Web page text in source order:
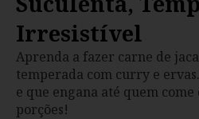
Irresistível
Aprenda a fazer carne de
temperada com curry e
e que engana até quem come
porções!